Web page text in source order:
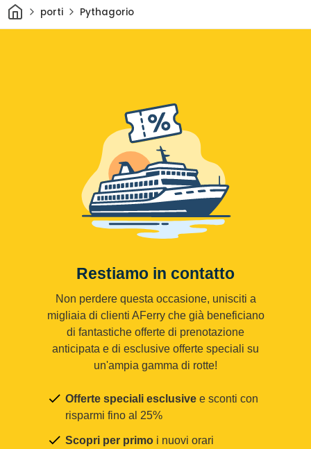
Casaporti Pythagorio
Restiamo in contatto
Non perdere questa occasione, unisciti a
migliaia di clienti AFerry che già beneficiano
di fantastiche offerte di prenotazione
anticipata e di esclusive offerte speciali su
un'ampia gamma di rotte!
Offerte speciali esclusive e sconti con
risparmi fino al 25%
Scopri per primo i nuovi orari